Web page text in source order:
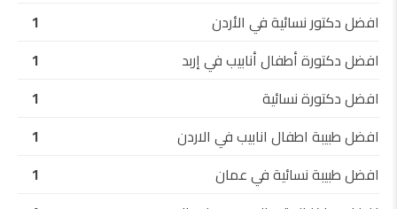
افضل دكتور نسائية في الأردن
1
افضل دكتورة أطفال أنابيب في إربد
1
افضل دكتورة نسائية
1
افضل طبيبة اطفال انابيب في الاردن
1
افضل طبيبة نسائية في عمان
1